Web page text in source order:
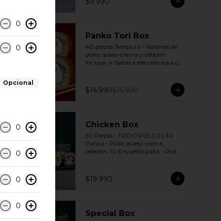
Panko Tori Box
40 piezas Tempura - Rellenas de
pollo, queso crema y cebollín
Incluye: 4 Salsas a elección soya o
$14.990$15.990
Chicken Box
50 Piezas - TODO POLLO | 30
Panko - Pollo, queso crema,
cebollín. 10 Envuelto palta - Pollo,
cebollín. Incluye: 5 Salsas a elección
soya o agridulce Bless + 3 palitos
$19.990
Special Box
0
0
Opcional
0
0
0
0